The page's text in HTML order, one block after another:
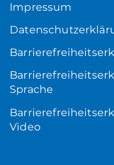
Impressum
Sprache
Video